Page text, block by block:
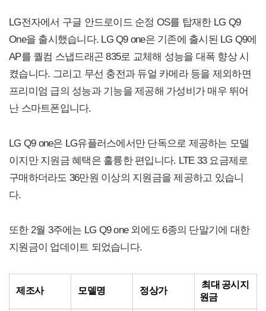
LG전자에서 구글 안드로이드 순정 OS를 탑재한 LG Q9
One을 출시했습니다. LG Q9 one은 기존에 출시된 LG Q9에
AP를 퀄컴 스냅드래곤 835로 교체해 성능을 대폭 향상 시
켰습니다. 그리고 무선 충전과 듀얼 카메라 등을 제외하면
프리미엄 급의 성능과 기능을 제공해 가성비가 매우 뛰어
난 스마트폰입니다.
LG Q9 one은 LG유플러스에서만 단독으로 제공하는 모델
이지만 지원금 혜택은 훌륭한 편입니다. LTE 33 요금제로
구매하더라도 36만원 이상의 지원금을 제공하고 있습니
다.
또한 2월 3주에는 LG Q9 one 외에도 6종의 단말기에 대한
지원금이 업데이트 되었습니다.
제조사 모델명 정상가
최대 공시지
원금